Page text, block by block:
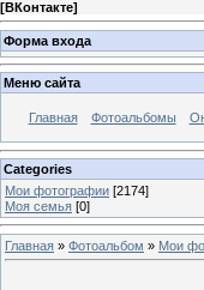
[ВКонтакте]
Форма входа
Меню сайта
Главная Фотоальбомы
Categories
Мои фотографии [2174]
Моя семья [0]
Главная » Фотоальбом » Мои